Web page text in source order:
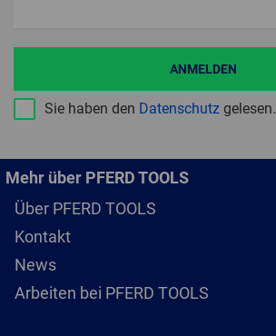
Sie haben den Datenschutz gelesen.
ANMELDEN
Mehr über PFERD TOOLS
Über PFERD TOOLS
Kontakt
News
Arbeiten bei PFERD TOOLS